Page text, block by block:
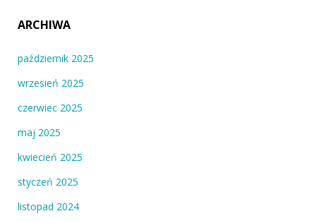
ARCHIWA
październik 2025
wrzesień 2025
czerwiec 2025
maj 2025
kwiecień 2025
styczeń 2025
listopad 2024